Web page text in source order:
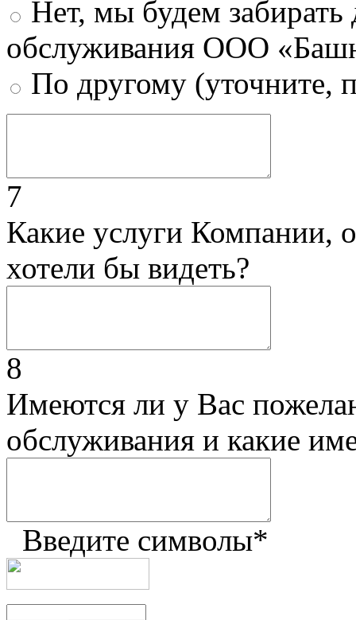
Нет, мы будем
обслуживания ООО
По другому (уточните,
7
Какие услуги Компании,
хотели бы видеть?
8
Имеются ли у Вас
обслуживания и какие
Введите символы*